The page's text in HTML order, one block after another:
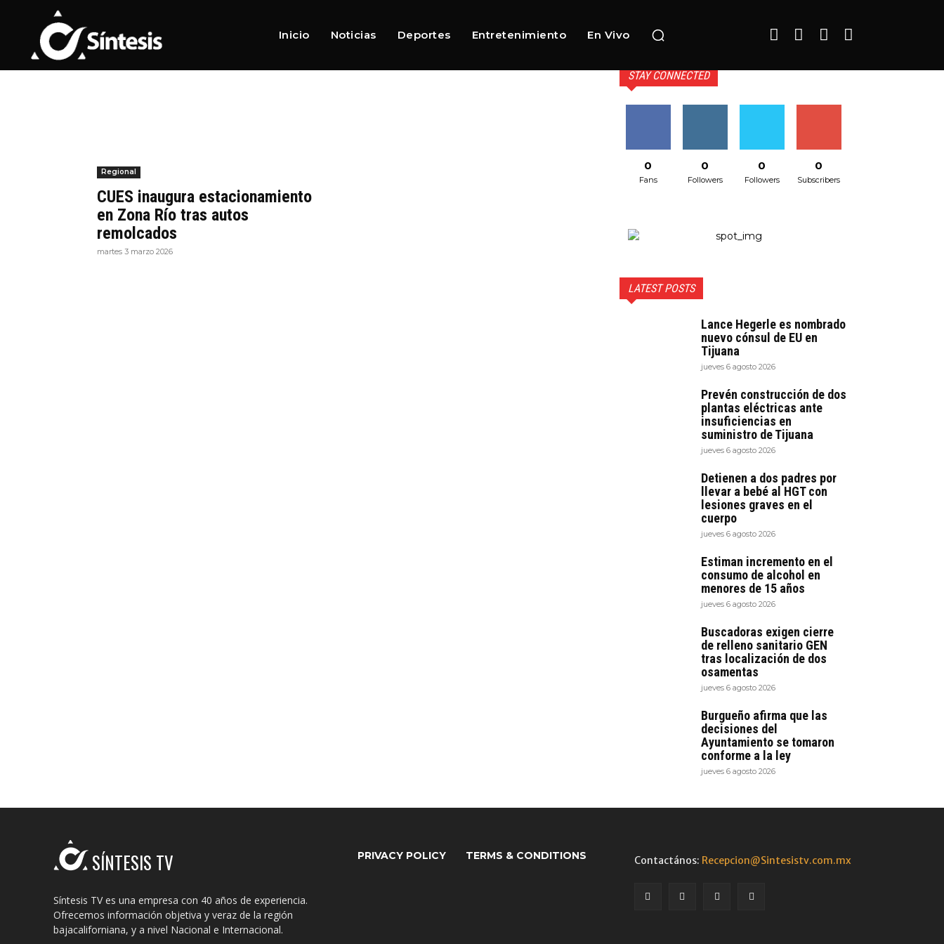
Inicio Noticias Deportes Entretenimiento En Vivo
Tag:Estacionamiento
Regional
CUES inaugura estacionamiento
en Zona Río tras autos
remolcados
martes 3 marzo 2026
STAY CONNECTED
0
Fans
0
Followers
0
Followers
0
Subscribers
LATEST POSTS
Lance Hegerle es nombrado
nuevo cónsul de EU en
Tijuana
jueves 6 agosto 2026
Prevén construcción de dos
plantas eléctricas ante
insuficiencias en
suministro de Tijuana
jueves 6 agosto 2026
Detienen a dos padres por
llevar a bebé al HGT con
lesiones graves en el
cuerpo
jueves 6 agosto 2026
Estiman incremento en el
consumo de alcohol en
menores de 15 años
jueves 6 agosto 2026
Buscadoras exigen cierre
de relleno sanitario GEN
tras localización de dos
osamentas
jueves 6 agosto 2026
Burgueño afirma que las
decisiones del
Ayuntamiento se tomaron
conforme a la ley
jueves 6 agosto 2026
SÍNTESIS TV
Síntesis TV es una empresa con 40 años de experiencia.
Ofrecemos información objetiva y veraz de la región
bajacaliforniana, y a nivel Nacional e Internacional.
PRIVACY POLICY TERMS & CONDITIONS Contactános: Recepcion@Sintesistv.com.mx